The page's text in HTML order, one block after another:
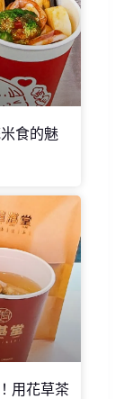
食的魅
用花草茶